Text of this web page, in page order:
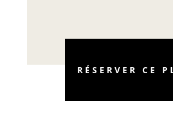
RÉSERVER CE